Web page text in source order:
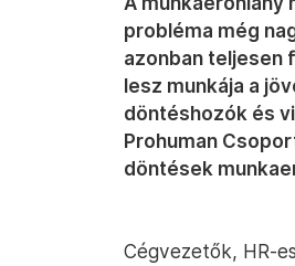
probléma még
azonban teljesen
lesz munkája a
döntéshozók és
Prohuman
döntések
Cégvezetők, HR-